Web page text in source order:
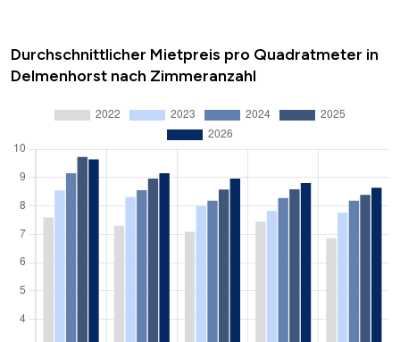
Durchschnittlicher Mietpreis pro Quadratmeter in
Delmenhorst nach Zimmeranzahl